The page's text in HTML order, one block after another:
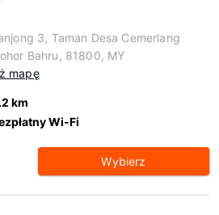
3, Taman Desa Cemerlang
Bahru, 81800, MY
mapę
km
Wi-Fi
Wybierz